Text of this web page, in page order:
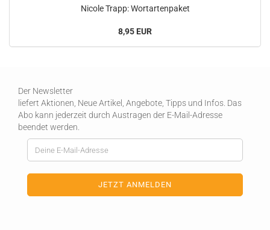
Nicole Trapp: Wortartenpaket
8,95 EUR
Der Newsletter
liefert Aktionen, Neue Artikel, Angebote, Tipps und Infos. Das
Abo kann jederzeit durch Austragen der E-Mail-Adresse
beendet werden.